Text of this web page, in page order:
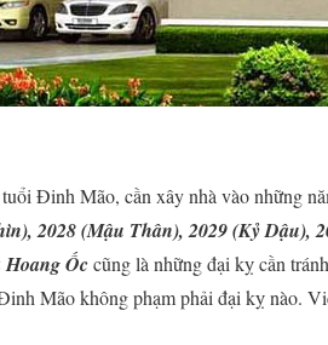
Đinh Mão, cần xây nhà vào những
2028 (Mậu Thân), 2029 (Kỷ Dậu),
Ốccũng là những đại kỵ cần
Mão không phạm phải đại kỵ nào.